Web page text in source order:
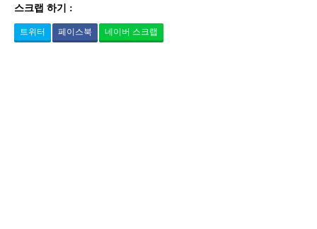
스크랩 하기 :
트위터 페이스북 네이버 스크랩